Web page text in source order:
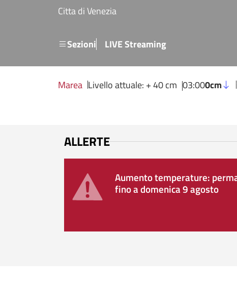
Salta al contenuto principale
Citta di Venezia
SezioniMenu secondario
LIVE Streaming
Marea Livello attuale: + 40 cm 03:000cm
ALLERTE
Aumento temperature:
fino a domenica 9 agosto